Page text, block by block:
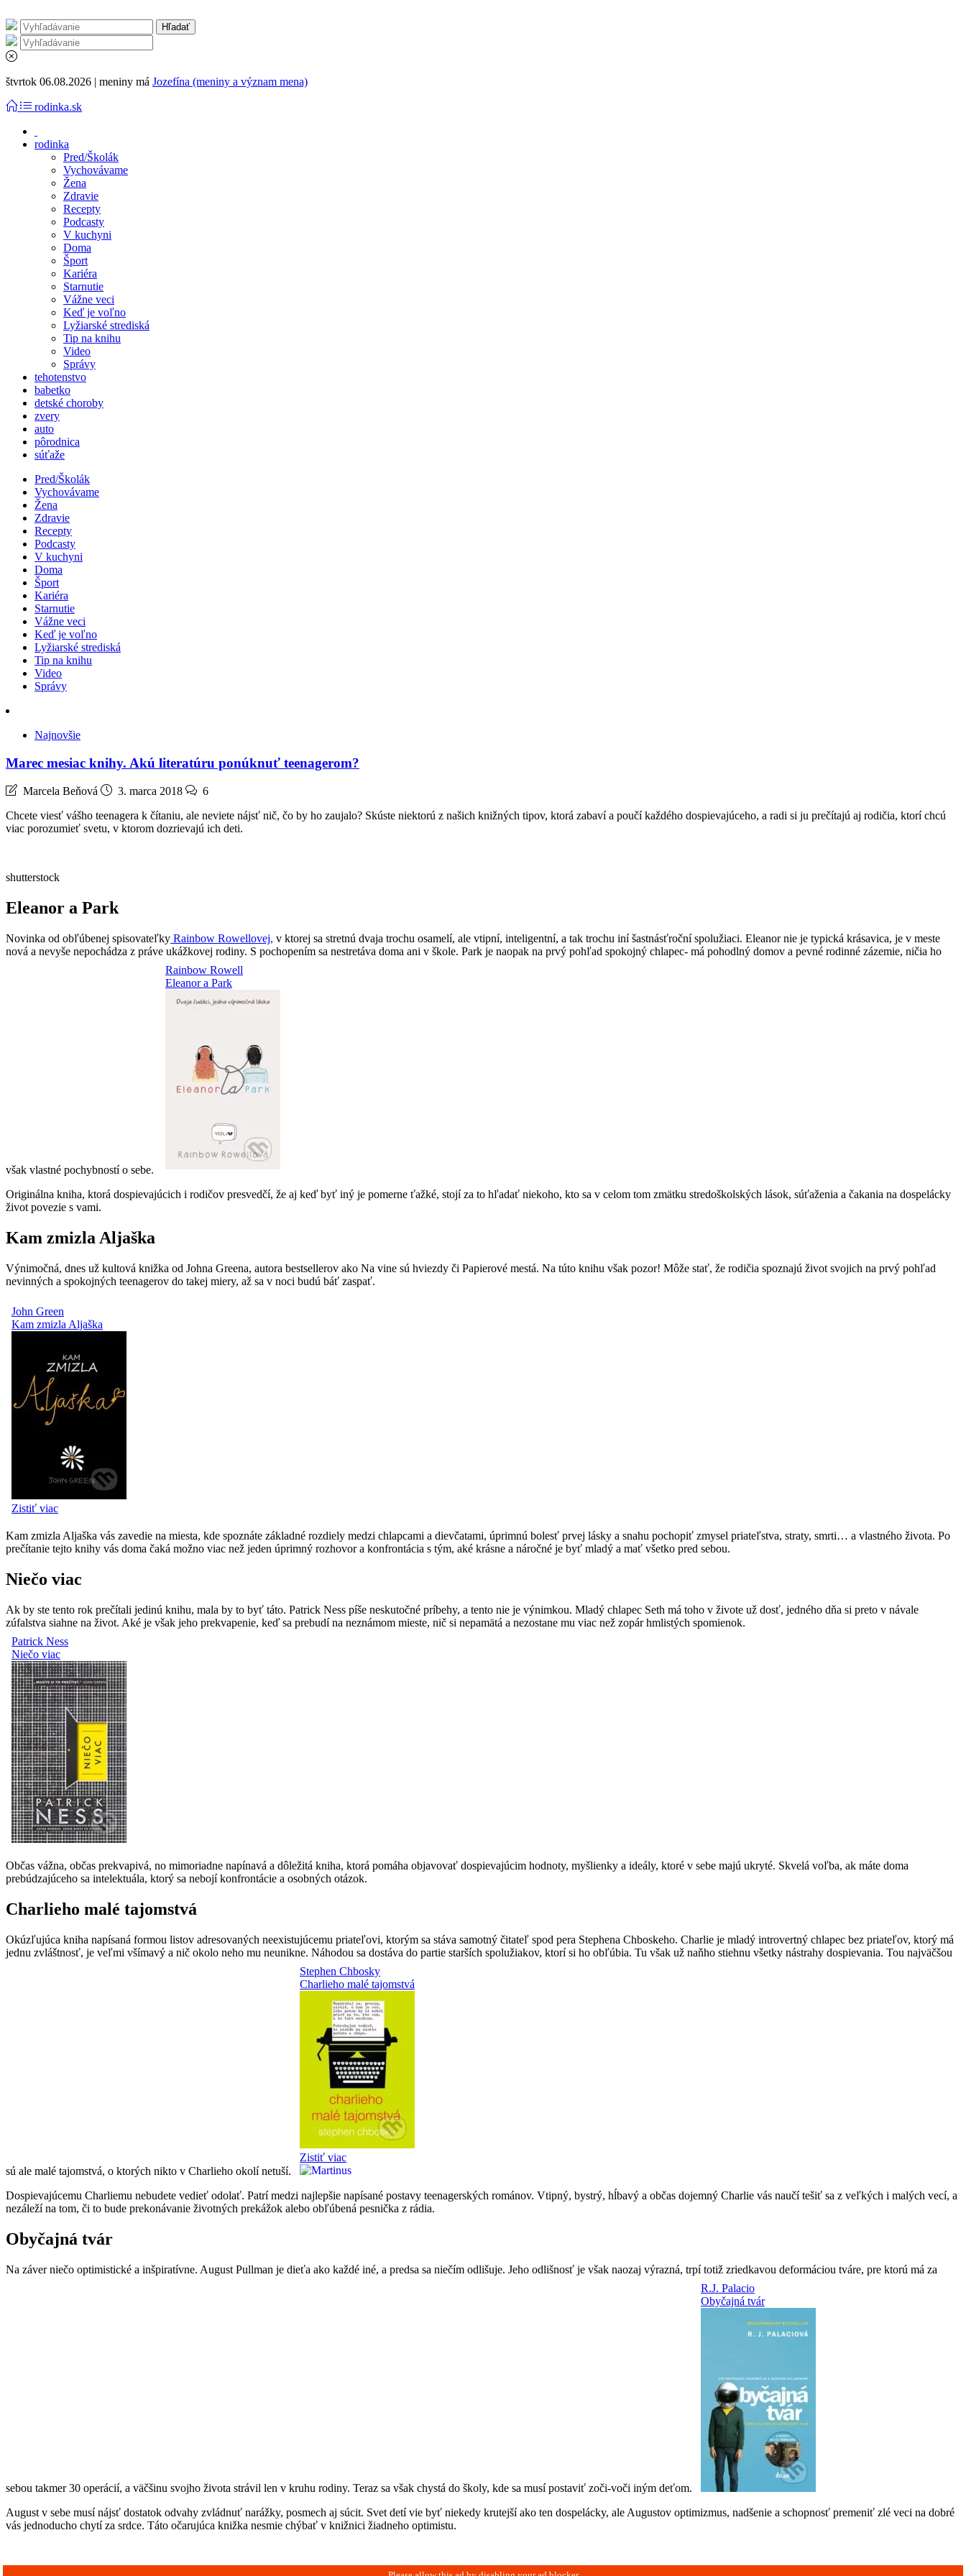
štvrtok 06.08.2026 | meniny má Jozefína (meniny a význam mena)
rodinka.sk
rodinka
Pred/Školák
Vychovávame
Žena
Zdravie
Recepty
Podcasty
V kuchyni
Doma
Šport
Kariéra
Starnutie
Vážne veci
Keď je voľno
Lyžiarské strediská
Tip na knihu
Video
Správy
tehotenstvo
babetko
detské choroby
zvery
auto
pôrodnica
súťaže
Pred/Školák
Vychovávame
Žena
Zdravie
Recepty
Podcasty
V kuchyni
Doma
Šport
Kariéra
Starnutie
Vážne veci
Keď je voľno
Lyžiarské strediská
Tip na knihu
Video
Správy
Najnovšie
Marec mesiac knihy. Akú literatúru ponúknuť teenagerom?
Marcela Beňová 3. marca 2018
6
Chcete viesť vášho teenagera k čítaniu, ale neviete nájsť nič, čo by ho zaujalo? Skúste niektorú z našich knižných tipov, ktorá zabaví a poučí každého dospievajúceho, a radi si ju prečítajú aj rodičia, ktorí chcú
viac porozumieť svetu, v ktorom dozrievajú ich deti.
shutterstock
Eleanor a Park
Novinka od obľúbenej spisovateľky Rainbow Rowellovej, v ktorej sa stretnú dvaja trochu osamelí, ale vtipní, inteligentní, a tak trochu iní šastnásťroční spolužiaci. Eleanor nie je typická krásavica, je v meste
nová a nevyše nepochádza z práve ukážkovej rodiny. S pochopením sa nestretáva doma ani v škole. Park je naopak na prvý pohľad spokojný chlapec- má pohodlný domov a pevné rodinné zázemie, ničia ho
však vlastné pochybností o sebe.
Originálna kniha, ktorá dospievajúcich i rodičov presvedčí, že aj keď byť iný je pomerne ťažké, stojí za to hľadať niekoho, kto sa v celom tom zmätku stredoškolských lások, súťaženia a čakania na dospelácky
život povezie s vami.
Kam zmizla Aljaška
Výnimočná, dnes už kultová knižka od Johna Greena, autora bestsellerov ako Na vine sú hviezdy či Papierové mestá. Na túto knihu však pozor! Môže stať, že rodičia spoznajú život svojich na prvý pohľad
nevinných a spokojných teenagerov do takej miery, až sa v noci budú báť zaspať.
Kam zmizla Aljaška vás zavedie na miesta, kde spoznáte základné rozdiely medzi chlapcami a dievčatami, úprimnú bolesť prvej lásky a snahu pochopiť zmysel priateľstva, straty, smrti… a vlastného života. Po
prečítanie tejto knihy vás doma čaká možno viac než jeden úprimný rozhovor a konfrontácia s tým, aké krásne a náročné je byť mladý a mať všetko pred sebou.
Niečo viac
Ak by ste tento rok prečítali jedinú knihu, mala by to byť táto. Patrick Ness píše neskutočné príbehy, a tento nie je výnimkou. Mladý chlapec Seth má toho v živote už dosť, jedného dňa si preto v návale
zúfalstva siahne na život. Aké je však jeho prekvapenie, keď sa prebudí na neznámom mieste, nič si nepamätá a nezostane mu viac než zopár hmlistých spomienok.
Občas vážna, občas prekvapivá, no mimoriadne napínavá a dôležitá kniha, ktorá pomáha objavovať dospievajúcim hodnoty, myšlienky a ideály, ktoré v sebe majú ukryté. Skvelá voľba, ak máte doma
prebúdzajúceho sa intelektuála, ktorý sa nebojí konfrontácie a osobných otázok.
Charlieho malé tajomstvá
Okúzľujúca kniha napísaná formou listov adresovaných neexistujúcemu priateľovi, ktorým sa stáva samotný čitateľ spod pera Stephena Chboskeho. Charlie je mladý introvertný chlapec bez priateľov, ktorý má
jednu zvláštnosť, je veľmi všímavý a nič okolo neho mu neunikne. Náhodou sa dostáva do partie starších spolužiakov, ktorí si ho obľúbia. Tu však už naňho stiehnu všetky nástrahy dospievania. Tou najväčšou
sú ale malé tajomstvá, o ktorých nikto v Charlieho okolí netuší.
Dospievajúcemu Charliemu nebudete vedieť odolať. Patrí medzi najlepšie napísané postavy teenagerských románov. Vtipný, bystrý, hĺbavý a občas dojemný Charlie vás naučí tešiť sa z veľkých i malých vecí, a
nezáleží na tom, či to bude prekonávanie životných prekážok alebo obľúbená pesnička z rádia.
Obyčajná tvár
Na záver niečo optimistické a inšpiratívne. August Pullman je dieťa ako každé iné, a predsa sa niečím odlišuje. Jeho odlišnosť je však naozaj výrazná, trpí totiž zriedkavou deformáciou tváre, pre ktorú má za
sebou takmer 30 operácií, a väčšinu svojho života strávil len v kruhu rodiny. Teraz sa však chystá do školy, kde sa musí postaviť zoči-voči iným deťom.
August v sebe musí nájsť dostatok odvahy zvládnuť narážky, posmech aj súcit. Svet detí vie byť niekedy krutejší ako ten dospelácky, ale Augustov optimizmus, nadšenie a schopnosť premeniť zlé veci na dobré
vás jednoducho chytí za srdce. Táto očarujúca knižka nesmie chýbať v knižnici žiadneho optimistu.